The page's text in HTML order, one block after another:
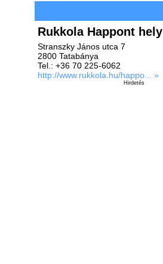
Rukkola Happont hely
Stranszky János utca 7
2800 Tatabánya
Tel.: +36 70 225-6062
http://www.rukkola.hu/happo... »
Hirdetés